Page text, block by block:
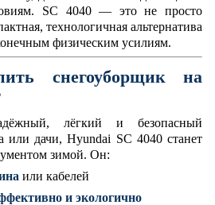
SC 4040 — это не просто
технологичная альтернатива
физическим усилиям.
снегоуборщик на
лёгкий и безопасный
или дачи, Hyundai SC 4040 станет
зимой. Он:
или кабелей
и экологично